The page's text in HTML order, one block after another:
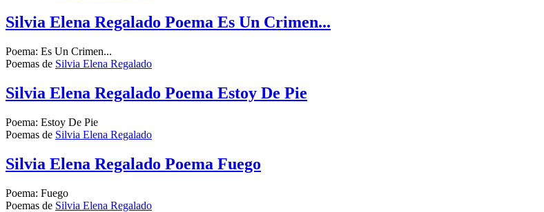
Silvia Elena Regalado Poema Es Un Crimen...
Poema: Es Un Crimen...
Poemas de Silvia Elena Regalado
Silvia Elena Regalado Poema Estoy De Pie
Poema: Estoy De Pie
Poemas de Silvia Elena Regalado
Silvia Elena Regalado Poema Fuego
Poema: Fuego
Poemas de Silvia Elena Regalado